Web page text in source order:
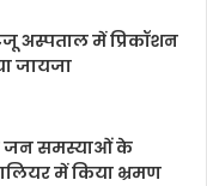
अस्पताल में प्रिकॉशन
जायजा
ने जन समस्याओं के
में किया भ्रमण